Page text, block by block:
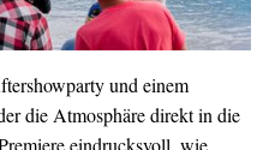
und einem
die Atmosphäre direkt in die
eindrucksvoll, wie